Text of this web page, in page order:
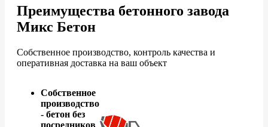
Преимущества бетонного завода
Микс Бетон
Собственное производство, контроль качества и
оперативная доставка на ваш объект
Собственное
производство
- бетон без
посредников